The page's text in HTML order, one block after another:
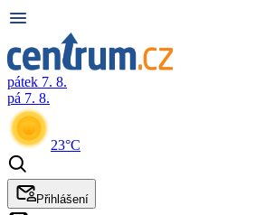
pátek 7. 8.
pá 7. 8.
23°C
Přihlášení